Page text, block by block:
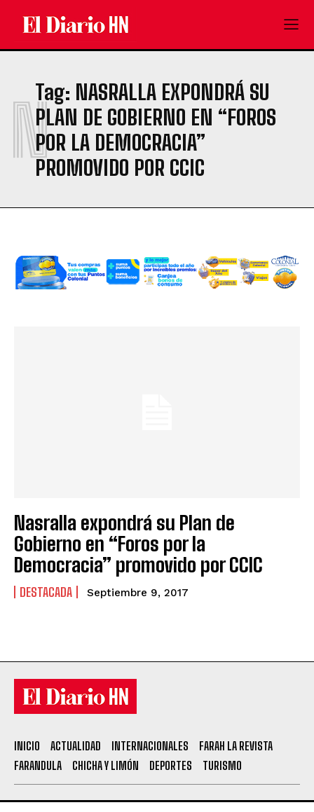
Tag: NASRALLA EXPONDRÁ SU
PLAN DE GOBIERNO EN “FOROS
POR LA DEMOCRACIA”
PROMOVIDO POR CCIC
N
Nasralla expondrá su Plan de
Gobierno en “Foros por la
Democracia” promovido por CCIC
DESTACADA Septiembre 9, 2017
INICIO ACTUALIDAD INTERNACIONALES
FARAH LA REVISTA
FARANDULA
CHICHA Y LIMÓN DEPORTES TURISMO